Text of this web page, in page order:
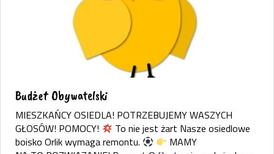
Budżet Obywatelski
MIESZKAŃCY OSIEDLA! POTRZEBUJEMY WASZYCH
GŁOSÓW! POMOCY!
To nie jest żart Nasze osiedlowe
boisko Orlik wymaga remontu.
MAMY